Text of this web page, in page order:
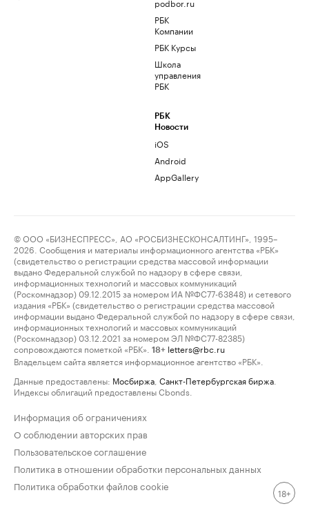
РБК
Компании
РБК Курсы
Школа
управления
РБК
РБК
Новости
iOS
Android
AppGallery
© ООО «БИЗНЕСПРЕСС», АО «РОСБИЗНЕСКОНСАЛТИНГ», 1995–
2026. Сообщения и материалы информационного агентства «РБК»
(свидетельство о регистрации средства массовой информации
выдано Федеральной службой по надзору в сфере связи,
информационных технологий и массовых коммуникаций
(Роскомнадзор) 09.12.2015 за номером ИА №ФС77-63848) и сетевого
издания «РБК» (свидетельство о регистрации средства массовой
информации выдано Федеральной службой по надзору в сфере связи,
информационных технологий и массовых коммуникаций
(Роскомнадзор) 03.12.2021 за номером ЭЛ №ФС77-82385)
сопровождаются пометкой «РБК».
18+ letters@rbc.ru
Владельцем сайта является информационное агентство «РБК».
Данные предоставлены: Мосбиржа Санкт-Петербургская биржа
Индексы облигаций предоставлены Cbonds.
Информация об ограничениях
О соблюдении авторских прав
Пользовательское соглашение
Политика в отношении обработки персональных данных
Политика обработки файлов cookie
18+